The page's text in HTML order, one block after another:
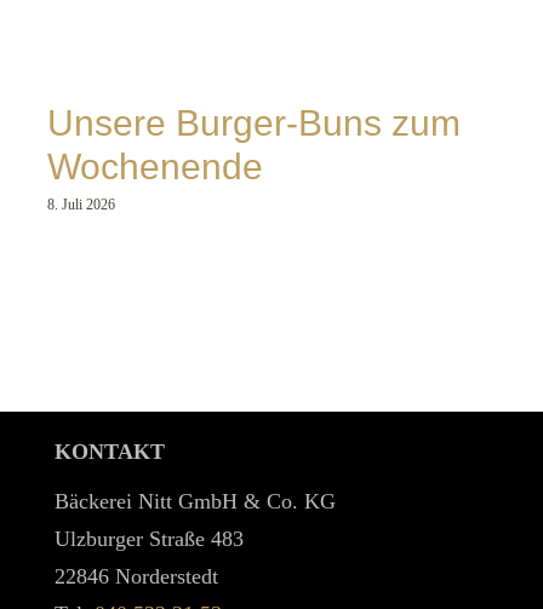
Unsere Burger-Buns zum
Wochenende
8. Juli 2026
KONTAKT
Bäckerei Nitt GmbH & Co. KG
Ulzburger Straße 483
22846 Norderstedt